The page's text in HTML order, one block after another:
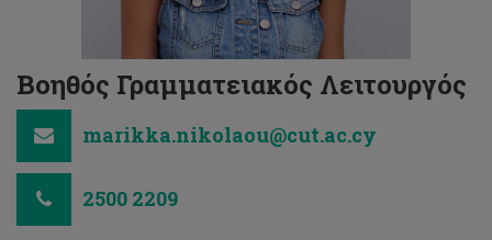
Βοηθός Γραμματειακός Λειτουργός
marikka.nikolaou@cut.ac.cy
2500 2209